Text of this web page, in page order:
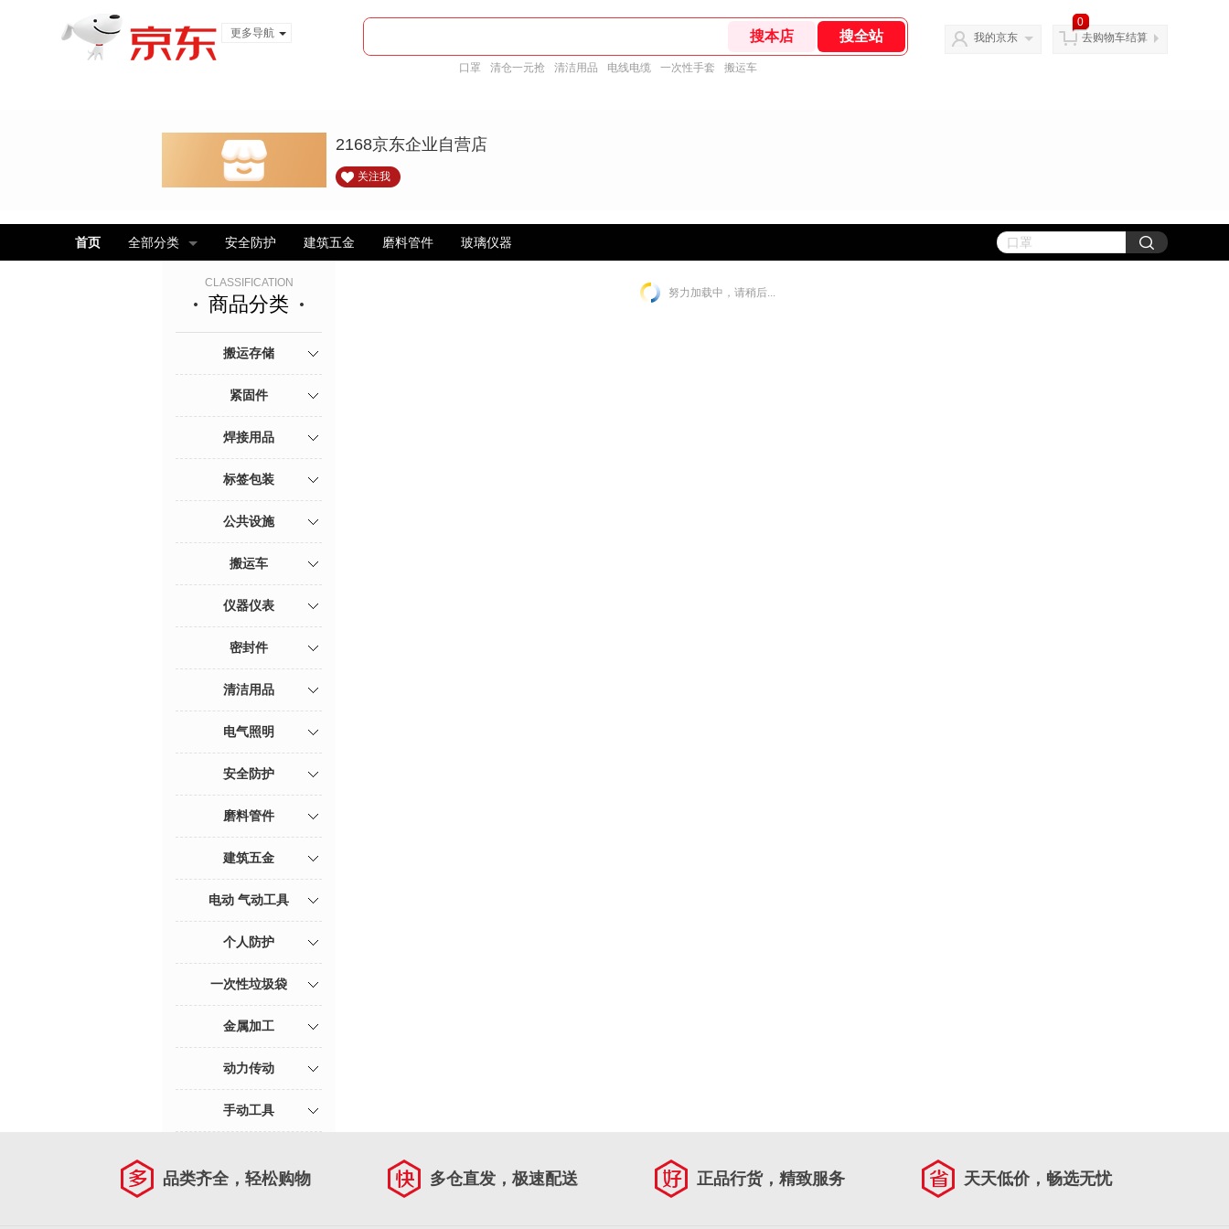
更多导航
口罩 清仓一元抢 清洁用品 电线电缆 一次性手套 搬运车
我的京东
0
去购物车结算
2168京东企业自营店
关注我
首页 全部分类 安全防护 建筑五金 磨料管件 玻璃仪器
CLASSIFICATION
商品分类
搬运存储
紧固件
焊接用品
标签包装
公共设施
搬运车
仪器仪表
密封件
清洁用品
电气照明
安全防护
磨料管件
建筑五金
电动 气动工具
个人防护
一次性垃圾袋
金属加工
动力传动
手动工具
努力加载中，请稍后...
品类齐全，轻松购物 多仓直发，极速配送 正品行货，精致服务 天天低价，畅选无忧